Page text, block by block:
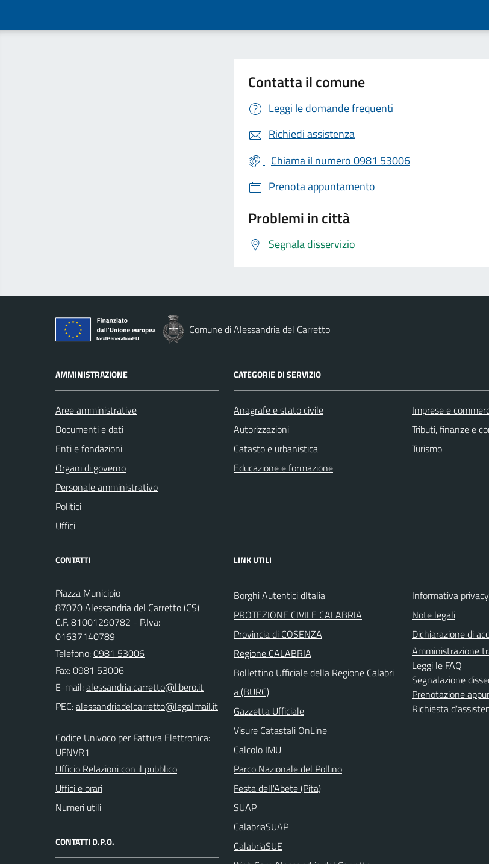
Contatta il comune
Leggi le domande frequenti
Richiedi assistenza
Chiama il numero 0981 53006
Prenota appuntamento
Problemi in città
Segnala disservizio
Comune di Alessandria del Carretto
AMMINISTRAZIONE
Aree amministrative
Documenti e dati
Enti e fondazioni
Organi di governo
Personale amministrativo
Politici
Uffici
CATEGORIE DI SERVIZIO
Anagrafe e stato civile
Autorizzazioni
Catasto e urbanistica
Educazione e formazione
Imprese e
Tributi, finanze e
Turismo
CONTATTI
Piazza Municipio
87070 Alessandria del Carretto (CS)
C.F. 81001290782 - P.Iva:
01637140789
Telefono:0981 53006
Fax: 0981 53006
E-mail:
PEC:
Codice Univoco per Fattura Elettronica:
UFNVR1
Ufficio Relazioni con il pubblico
Uffici e orari
Numeri utili
CONTATTI D.P.O.
LINK UTILI
Borghi Autentici dItalia
PROTEZIONE CIVILE CALABRIA
Provincia di COSENZA
Regione CALABRIA
Bollettino Ufficiale della Regione Calabri
a (BURC)
Gazzetta Ufficiale
Visure Catastali OnLine
Calcolo IMU
Parco Nazionale del Pollino
Festa dell'Abete (Pita)
SUAP
CalabriaSUAP
CalabriaSUE
Informativa privacy
Note legali
Dichiarazione di
Amministrazione
Leggi le FAQ
Segnalazione
Prenotazione
Richiesta